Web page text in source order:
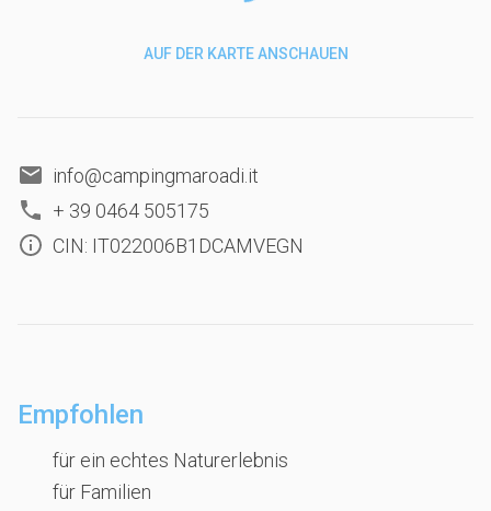
AUF DER KARTE ANSCHAUEN
info@campingmaroadi.it
+ 39 0464 505175
CIN: IT022006B1DCAMVEGN
Empfohlen
für ein echtes Naturerlebnis
für Familien